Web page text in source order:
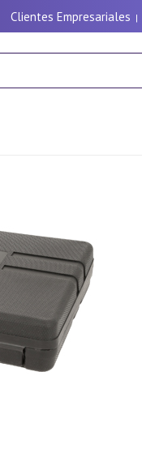
Clientes Empresariales |